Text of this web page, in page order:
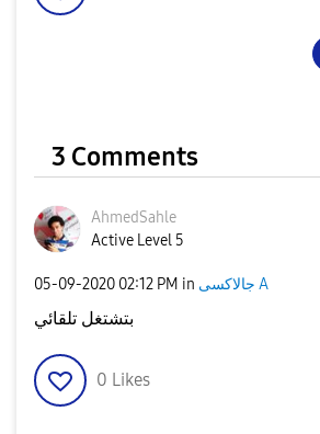
3 Comments
AhmedSahle
Active Level 5
‎05-09-2020 02:12 PM in جالاكسى A
بتشتغل تلقائي
0 Likes